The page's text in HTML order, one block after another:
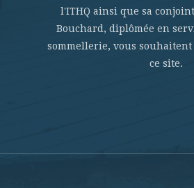
l'ITHQ ainsi que sa
Bouchard, diplômée en
sommellerie, vous
ce site.